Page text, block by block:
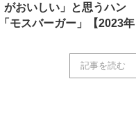
がおいしい」と思うハン
モスバーガー」【2023年
記事を読む